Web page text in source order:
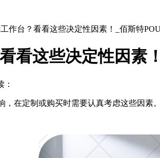
作台？看看这些决定性因素！_佰斯特
看这些决定性因素
：
，在定制或购买时需要认真考虑这些因素